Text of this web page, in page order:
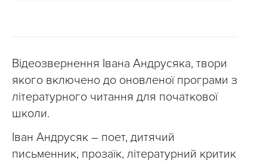
Відеозвернення Івана Андрусяка, твори
якого включено до оновленої програми з
літературного читання для початкової
школи.
Іван Андрусяк – поет, дитячий
письменник, прозаїк, літературний критик